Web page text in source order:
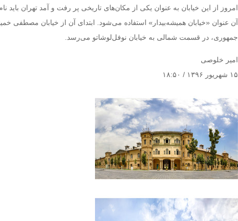
امروز از این خیابان به عنوان یکی از مکان‌های تاریخی پر رفت و آمد تهران باید
آن عنوان «خیابان همیشه‌بیدار» استفاده می‌شود. ابتدای آن از خیابان مصطفی
جمهوری، در قسمت شمالی به خیابان نوفل‌لوشاتو می‌رسد.
امیر خلوصی
۱۵ شهریور ۱۳۹۶ / ۱۸:۵۰